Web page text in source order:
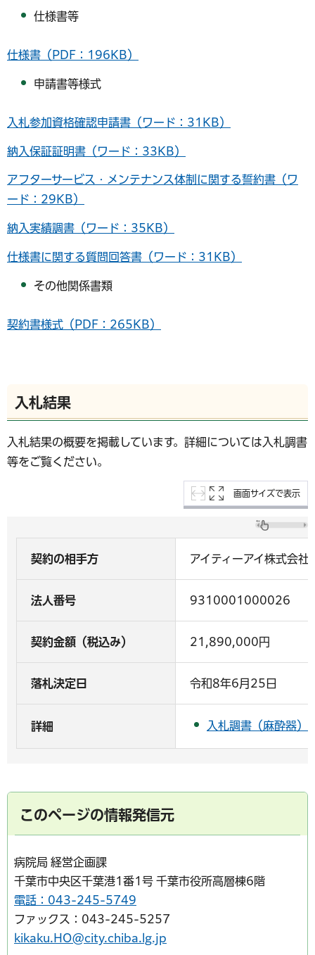
仕様書等
仕様書（PDF：196KB）
申請書等様式
入札参加資格確認申請書（ワード：31KB）
納入保証証明書（ワード：33KB）
アフターサービス・メンテナンス体制に関する誓約書（ワ
ード：29KB）
納入実績調書（ワード：35KB）
仕様書に関する質問回答書（ワード：31KB）
その他関係書類
契約書様式（PDF：265KB）
入札結果
入札結果の概要を掲載しています。詳細については入札調書
等をご覧ください。
画面サイズで表示
契約の相手方 アイティーアイ株式会社
法人番号 9310001000026
契約金額（税込み） 21,890,000円
落札決定日 令和8年6月25日
詳細 入札調書（麻酔器
このページの情報発信元
病院局 経営企画課
千葉市中央区千葉港1番1号 千葉市役所高層棟6階
電話：043-245-5749
ファックス：043-245-5257
kikaku.HO@city.chiba.lg.jp